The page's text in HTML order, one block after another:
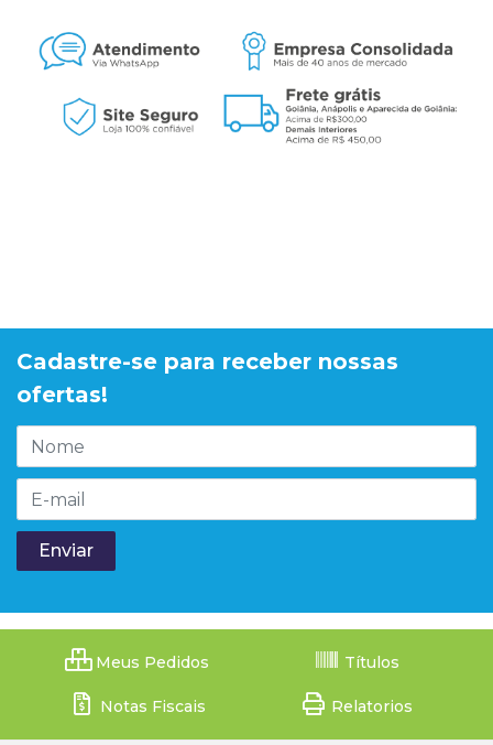
Cadastre-se para receber nossas
ofertas!
Meus Pedidos Títulos
Notas Fiscais Relatorios